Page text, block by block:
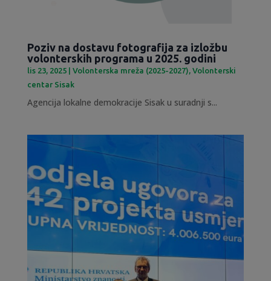
Poziv na dostavu fotografija za izložbu
volonterskih programa u 2025. godini
lis 23, 2025| Volonterska mreža (2025-2027) Volonterski
centar Sisak
Agencija lokalne demokracije Sisak u suradnji s...